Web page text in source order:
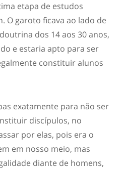
etapa de estudos
O garoto ficava ao lado de
dos 14 aos 30 anos,
e estaria apto para ser
constituir alunos
exatamente para não ser
discípulos, no
por elas, pois era o
em nosso meio, mas
diante de homens,